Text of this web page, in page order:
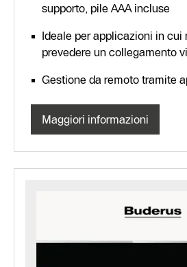
supporto, pile AAA incluse
Ideale per applicazioni in cui
prevedere un collegamento
Gestione da remoto tramite
Maggiori informazioni